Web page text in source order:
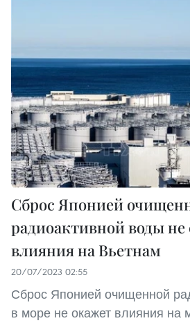
Сброс Японией
радиоактивной воды
влияния на Вьетнам
20/07/2023 02:55
Сброс Японией очищенной
в море не окажет влияния на